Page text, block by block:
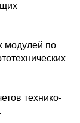
модулей по
технико-